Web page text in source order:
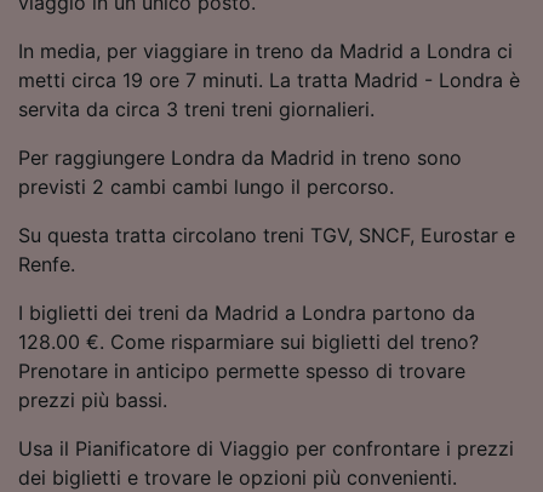
In media, per viaggiare in treno da Madrid a Londra ci
metti circa 19 ore 7 minuti. La tratta Madrid - Londra è
servita da circa 3 treni treni giornalieri.
Per raggiungere Londra da Madrid in treno sono
previsti 2 cambi cambi lungo il percorso.
Su questa tratta circolano treni TGV, SNCF, Eurostar e
Renfe.
I biglietti dei treni da Madrid a Londra partono da
128.00 €. Come risparmiare sui biglietti del treno?
Prenotare in anticipo permette spesso di trovare
prezzi più bassi.
Usa il Pianificatore di Viaggio per confrontare i prezzi
dei biglietti e trovare le opzioni più convenienti.
Utilizzare dati di geolocalizzazione precisi.
Scansione attiva delle caratteristiche del
dispositivo ai fini dell’identificazione.
Archiviare informazioni su dispositivo e/o
accedervi. Pubblicità e contenuti
dei contenuti e degli annunci, ricerche sul
pubblico, sviluppo di servizi.
Elenco dei partner (fornitori)